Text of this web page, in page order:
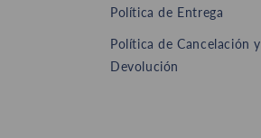
Política de Entrega
Política de Cancelación y
Devolución